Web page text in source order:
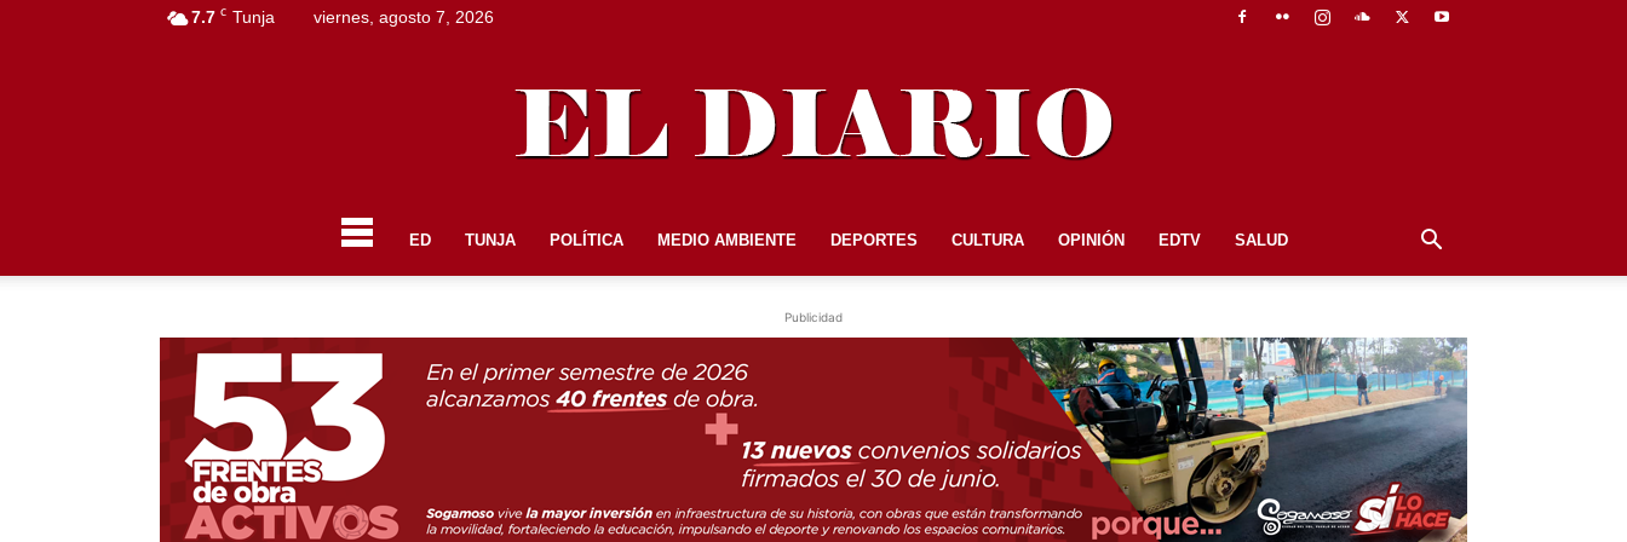
7.7 C Tunja viernes, agosto 7, 2026
DIARIO
ED TUNJA POLÍTICA MEDIO AMBIENTE DEPORTES CULTURA OPINIÓN EDTV SALUD
Publicidad